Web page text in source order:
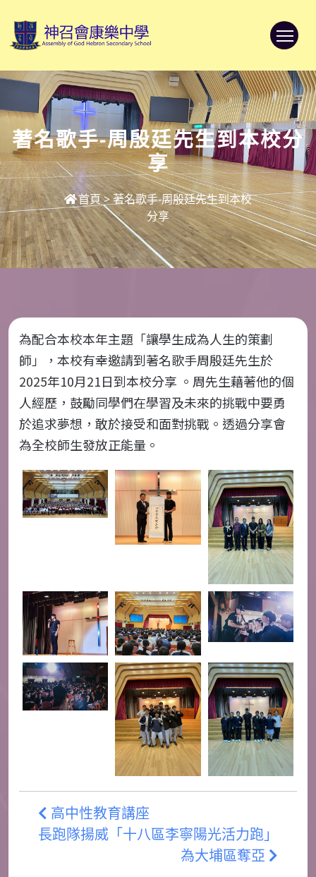
著名歌手-周殷廷先生到本校分
享
首頁> 著名歌手-周殷廷先生到本校
分享
為配合本校本年主題「讓學生成為人生的策劃
師」，本校有幸邀請到著名歌手周殷廷先生於
2025年10月21日到本校分享 。周先生藉著他的個
人經歷，鼓勵同學們在學習及未來的挑戰中要勇
於追求夢想，敢於接受和面對挑戰。透過分享會
為全校師生發放正能量。
高中性教育講座
長跑隊揚威「十八區李寧陽光活力跑」
為大埔區奪亞